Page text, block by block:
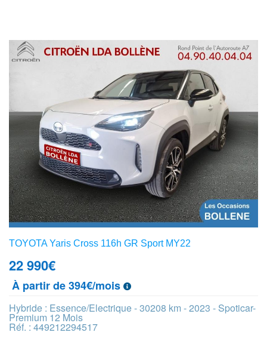
TOYOTA Yaris Cross 116h GR Sport MY22
22 990€
À partir de 394€/mois
Hybride : Essence/Electrique - 30208 km - 2023 - Spoticar-
Premium 12 Mois
Réf. : 449212294517